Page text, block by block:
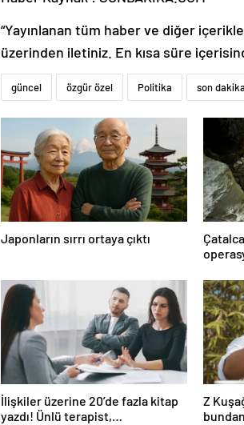
“Yayınlanan tüm haber ve diğer
üzerinden iletiniz. En kısa süre
güncel özgür özel Politika son dakika
Japonların sırrı ortaya çıktı
İlişkiler üzerine 20’de fazla kitap
yazdı! Ünlü terapist,
Z